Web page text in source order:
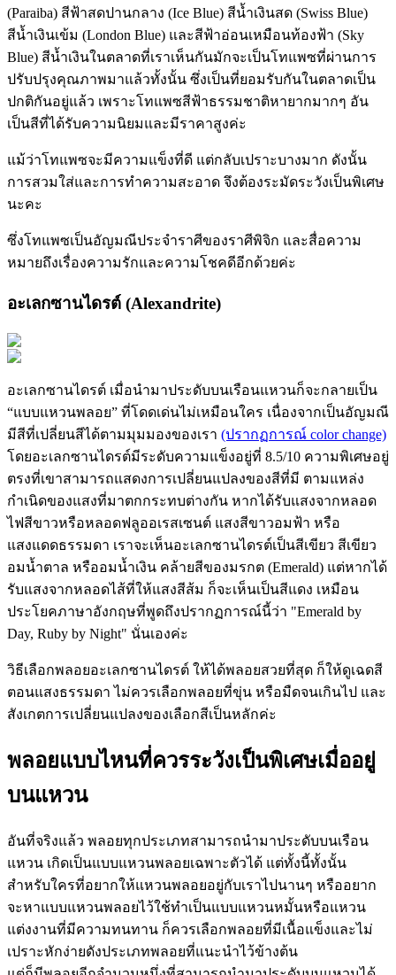
(Paraiba) สีฟ้าสดปานกลาง (Ice Blue) สีน้ำเงินสด (Swiss Blue)
สีน้ำเงินเข้ม (London Blue) และสีฟ้าอ่อนเหมือนท้องฟ้า (Sky
Blue) สีน้ำเงินในตลาดที่เราเห็นกันมักจะเป็นโทแพซที่ผ่านการ
ปรับปรุงคุณภาพมาแล้วทั้งนั้น ซึ่งเป็นที่ยอมรับกันในตลาดเป็น
ปกติกันอยู่แล้ว เพราะโทแพซสีฟ้าธรรมชาติหายากมากๆ อัน
เป็นสีที่ได้รับความนิยมและมีราคาสูงค่ะ
แม้ว่าโทแพซจะมีความแข็งที่ดี แต่กลับเปราะบางมาก ดังนั้น
การสวมใส่และการทำความสะอาด จึงต้องระมัดระวังเป็นพิเศษ
นะคะ
ซึ่งโทแพซเป็นอัญมณีประจำราศีของราศีพิจิก และสื่อความ
หมายถึงเรื่องความรักและความโชคดีอีกด้วยค่ะ
อะเลกซานไดรต์ (Alexandrite)
อะเลกซานไดรต์ เมื่อนำมาประดับบนเรือนแหวนก็จะกลายเป็น
“แบบแหวนพลอย” ที่โดดเด่นไม่เหมือนใคร เนื่องจากเป็นอัญมณี
มีสีที่เปลี่ยนสีได้ตามมุมมองของเรา (ปรากฏการณ์ color change)
โดยอะเลกซานไดรต์มีระดับความแข็งอยู่ที่ 8.5/10 ความพิเศษอยู่
ตรงที่เขาสามารถแสดงการเปลี่ยนแปลงของสีที่มี ตามแหล่ง
กำเนิดของแสงที่มาตกกระทบต่างกัน หากได้รับแสงจากหลอด
ไฟสีขาวหรือหลอดฟลูออเรสเซนต์ แสงสีขาวอมฟ้า หรือ
แสงแดดธรรมดา เราจะเห็นอะเลกซานไดรต์เป็นสีเขียว สีเขียว
อมน้ำตาล หรืออมน้ำเงิน คล้ายสีของมรกต (Emerald) แต่หากได้
รับแสงจากหลอดไส้ที่ให้แสงสีส้ม ก็จะเห็นเป็นสีแดง เหมือน
ประโยคภาษาอังกฤษที่พูดถึงปรากฏการณ์นี้ว่า "Emerald by
Day, Ruby by Night" นั่นเองค่ะ
วิธีเลือกพลอยอะเลกซานไดรต์ ให้ได้พลอยสวยที่สุด ก็ให้ดูเฉดสี
ตอนแสงธรรมดา ไม่ควรเลือกพลอยที่ขุ่น หรือมืดจนเกินไป และ
สังเกตการเปลี่ยนแปลงของเลือกสีเป็นหลักค่ะ
พลอยแบบไหนที่ควรระวังเป็นพิเศษเมื่ออยู่
บนแหวน
อันที่จริงแล้ว พลอยทุกประเภทสามารถนำมาประดับบนเรือน
แหวน เกิดเป็นแบบแหวนพลอยเฉพาะตัวได้ แต่ทั้งนี้ทั้งนั้น
สำหรับใครที่อยากให้แหวนพลอยอยู่กับเราไปนานๆ หรืออยาก
จะหาแบบแหวนพลอยไว้ใช้ทำเป็นแบบแหวนหมั้นหรือแหวน
แต่งงานที่มีความทนทาน ก็ควรเลือกพลอยที่มีเนื้อแข็งและไม่
เปราะหักง่ายดังประเภทพลอยที่แนะนำไว้ข้างต้น